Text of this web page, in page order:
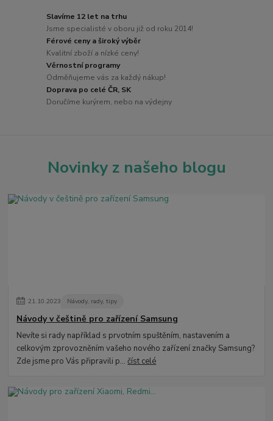
Slavíme 12 let na trhu
Jsme specialisté v oboru již od roku 2014!
Férové ceny a široký výběr
Kvalitní zboží a nízké ceny!
Věrnostní programy
Odměňujeme vás za každý nákup!
Doprava po celé ČR, SK
Doručíme kurýrem, nebo na výdejny
Novinky z našeho blogu
21.10.2023 Návody, rady, tipy
Návody v češtině pro zařízení Samsung
Nevíte si rady například s prvotním spuštěním, nastavením a
celkovým zprovozněním vašeho nového zařízení značky Samsung?
Zde jsme pro Vás připravili p...číst celé